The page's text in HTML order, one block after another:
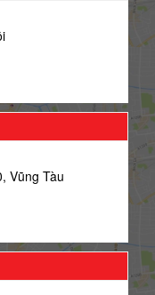
Vũng Tàu